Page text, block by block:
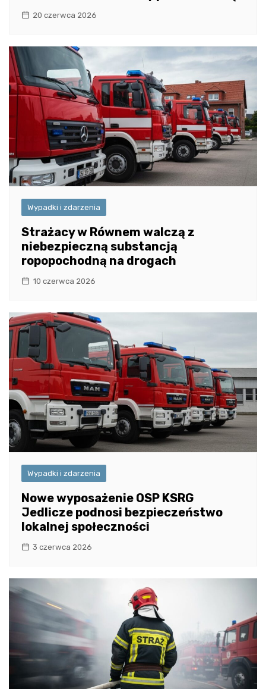
20 czerwca 2026
Wypadki i zdarzenia
Strażacy w Równem walczą z
niebezpieczną substancją
ropopochodną na drogach
10 czerwca 2026
Wypadki i zdarzenia
Nowe wyposażenie OSP KSRG
Jedlicze podnosi bezpieczeństwo
lokalnej społeczności
3 czerwca 2026